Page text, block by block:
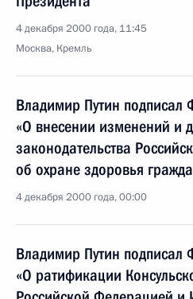
4 декабря 2000 года, 11:45
Москва, Кремль
Владимир Путин подписал
«О внесении изменений и
законодательства
об охране здоровья
4 декабря 2000 года, 00:00
Владимир Путин подписал
«О ратификации